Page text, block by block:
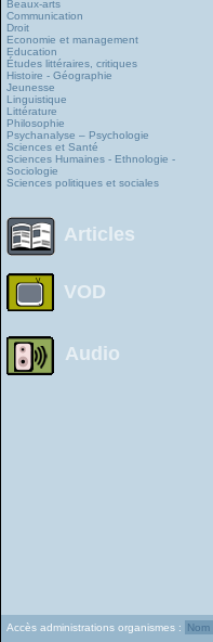
Beaux-arts
Communication
Droit
Economie et management
Education
Études littéraires, critiques
Histoire - Géographie
Jeunesse
Linguistique
Littérature
Philosophie
Psychanalyse – Psychologie
Sciences et Santé
Sciences Humaines - Ethnologie -
Sociologie
Sciences politiques et sociales
Articles
VOD
Audio
Accès administrations organismes :